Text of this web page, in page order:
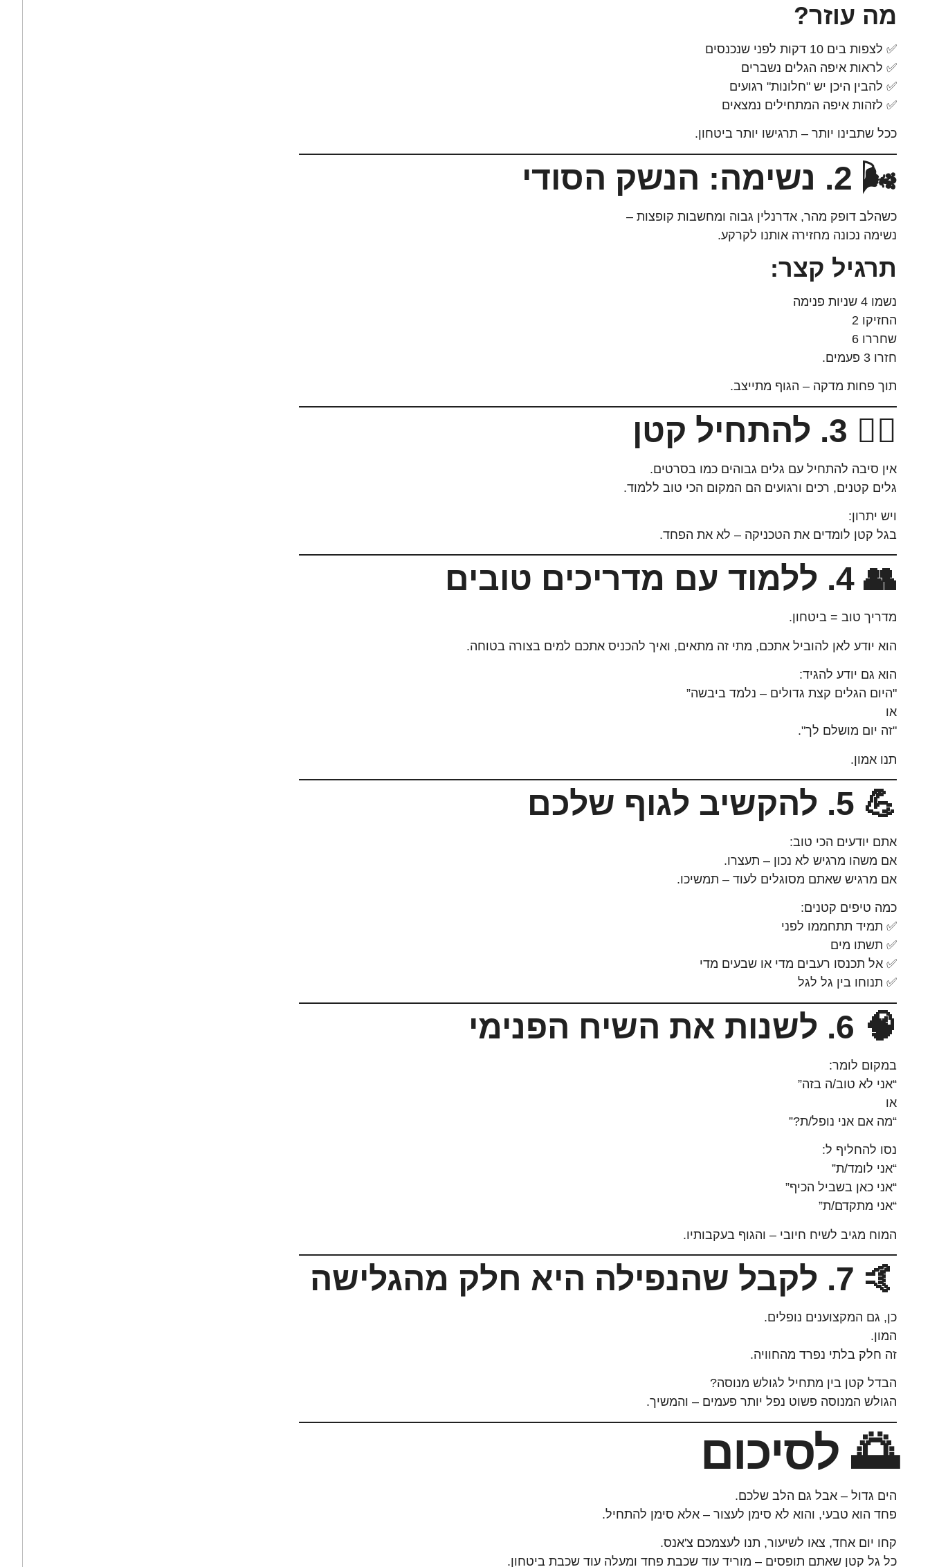
מה עוזר?
✅ לצפות בים 10 דקות לפני שנכנסים
✅ לראות איפה הגלים נשברים
✅ להבין היכן יש "חלונות" רגועים
✅ לזהות איפה המתחילים נמצאים
ככל שתבינו יותר – תרגישו יותר ביטחון.
🌬️ 2. נשימה: הנשק הסודי
כשהלב דופק מהר, אדרנלין גבוה ומחשבות קופצות –
נשימה נכונה מחזירה אותנו לקרקע.
תרגיל קצר:
נשמו 4 שניות פנימה
החזיקו 2
שחררו 6
חזרו 3 פעמים.
תוך פחות מדקה – הגוף מתייצב.
🏄‍♀️ 3. להתחיל קטן
אין סיבה להתחיל עם גלים גבוהים כמו בסרטים.
גלים קטנים, רכים ורגועים הם המקום הכי טוב ללמוד.
ויש יתרון:
בגל קטן לומדים את הטכניקה – לא את הפחד.
👥 4. ללמוד עם מדריכים טובים
מדריך טוב = ביטחון.
הוא יודע לאן להוביל אתכם, מתי זה מתאים, ואיך להכניס אתכם למים בצורה בטוחה.
הוא גם יודע להגיד:
"היום הגלים קצת גדולים – נלמד ביבשה”
או
"זה יום מושלם לך".
תנו אמון.
💪 5. להקשיב לגוף שלכם
אתם יודעים הכי טוב:
אם משהו מרגיש לא נכון – תעצרו.
אם מרגיש שאתם מסוגלים לעוד – תמשיכו.
כמה טיפים קטנים:
✅ תמיד תתחממו לפני
✅ תשתו מים
✅ אל תכנסו רעבים מדי או שבעים מדי
✅ תנוחו בין גל לגל
🧠 6. לשנות את השיח הפנימי
במקום לומר:
“אני לא טוב/ה בזה”
או
“מה אם אני נופל/ת?”
נסו להחליף ל:
“אני לומד/ת”
“אני כאן בשביל הכיף”
“אני מתקדם/ת”
המוח מגיב לשיח חיובי – והגוף בעקבותיו.
🤙 7. לקבל שהנפילה היא חלק מהגלישה
כן, גם המקצוענים נופלים.
המון.
זה חלק בלתי נפרד מהחוויה.
הבדל קטן בין מתחיל לגולש מנוסה?
הגולש המנוסה פשוט נפל יותר פעמים – והמשיך.
🌅 לסיכום
הים גדול – אבל גם הלב שלכם.
פחד הוא טבעי, והוא לא סימן לעצור – אלא סימן להתחיל.
קחו יום אחד, צאו לשיעור, תנו לעצמכם צ'אנס.
כל גל קטן שאתם תופסים – מוריד עוד שכבת פחד ומעלה עוד שכבת ביטחון.